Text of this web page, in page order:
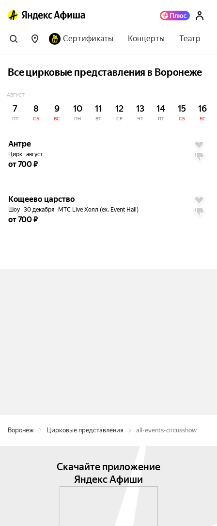
Сертификаты Концерты Театр
Все цирковые представления в Воронеже
АВГУСТ
7
ПТ
8
СБ
9
ВС
10
ПН
11
ВТ
12
СР
13
ЧТ
14
ПТ
15
СБ
16
ВС
Антре
Цирк август
от 700 ₽
Кощеево царство
Шоу 30 декабря МТС Live Холл (ex. Event Hall)
от 700 ₽
Воронеж Цирковые представления all-events-circusshow
Скачайте приложение
Яндекс Афиши